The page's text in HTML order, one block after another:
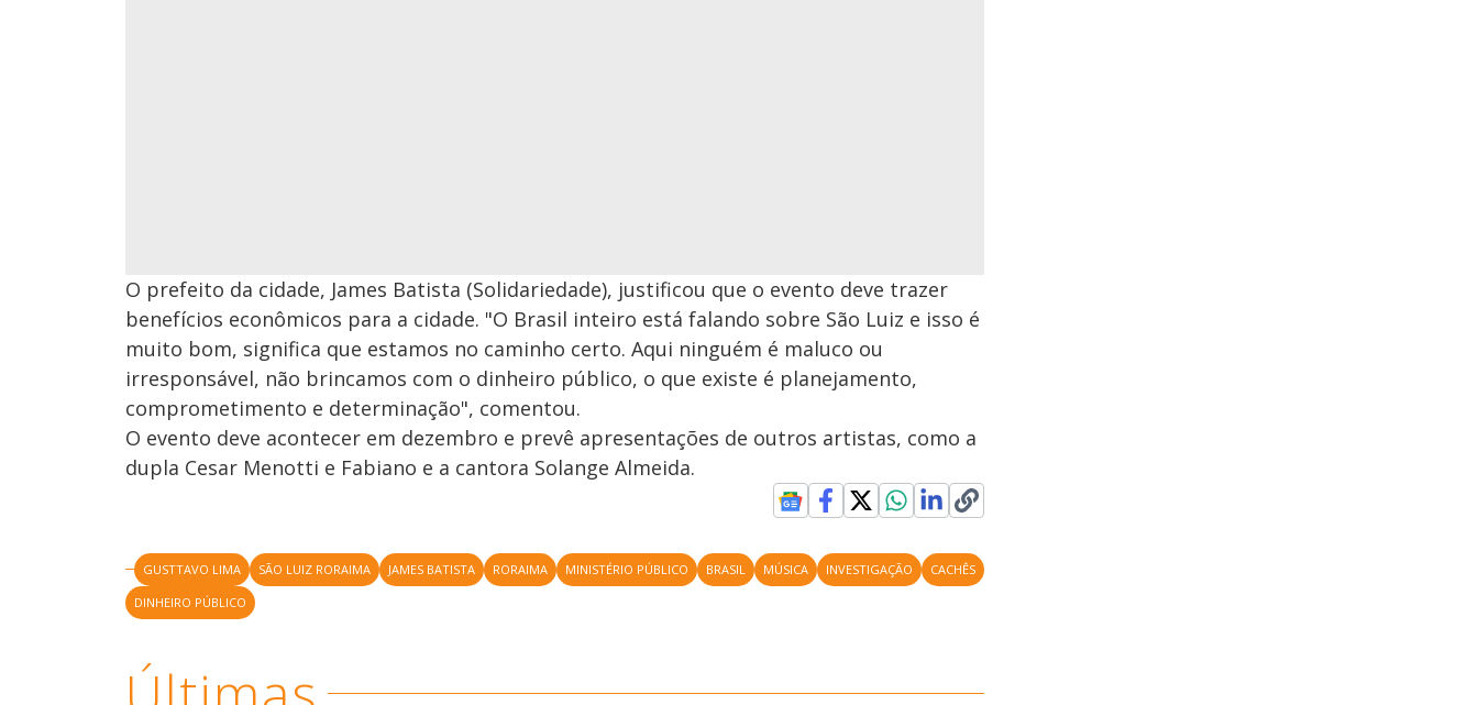
O prefeito da cidade, James Batista (Solidariedade), justificou que o evento deve trazer
benefícios econômicos para a cidade. "O Brasil inteiro está falando sobre São Luiz e isso é
muito bom, significa que estamos no caminho certo. Aqui ninguém é maluco ou
irresponsável, não brincamos com o dinheiro público, o que existe é planejamento,
comprometimento e determinação", comentou.
O evento deve acontecer em dezembro e prevê apresentações de outros artistas, como a
dupla Cesar Menotti e Fabiano e a cantora Solange Almeida.
GUSTTAVO LIMA SÃO LUIZ RORAIMA JAMES BATISTA RORAIMA MINISTÉRIO PÚBLICO BRASIL MÚSICA INVESTIGAÇÃO
CACHÊS
DINHEIRO PÚBLICO